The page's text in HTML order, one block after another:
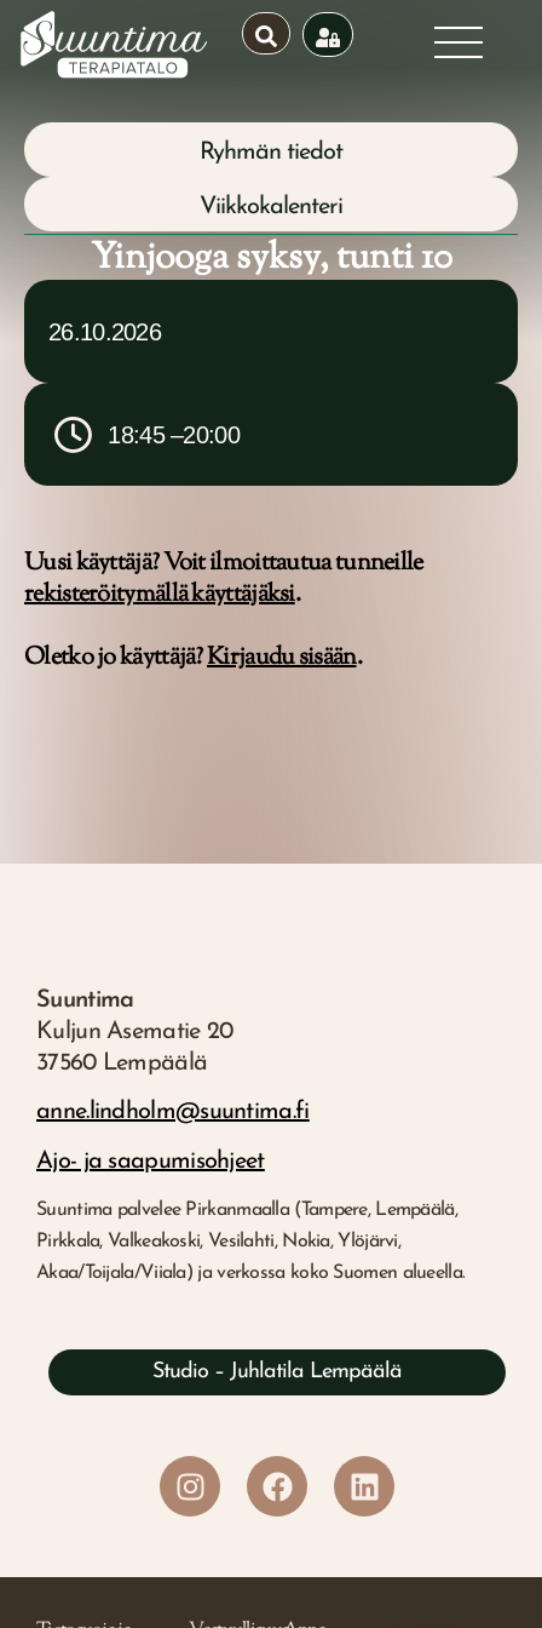
Ryhmän tiedot
Viikkokalenteri
Yinjooga syksy, tunti 10
26.10.2026
18:45 –20:00
Uusi käyttäjä? Voit ilmoittautua tunneille
rekisteröitymällä käyttäjäksi.
Oletko jo käyttäjä?Kirjaudu sisään.
Suuntima
Kuljun Asematie 20
37560 Lempäälä
anne.lindholm@suuntima.fi
Ajo- ja saapumisohjeet
Suuntima palvelee Pirkanmaalla (Tampere, Lempäälä,
Pirkkala, Valkeakoski, Vesilahti, Nokia, Ylöjärvi,
Akaa/Toijala/Viiala) ja verkossa koko Suomen alueella.
Studio – Juhlatila Lempäälä